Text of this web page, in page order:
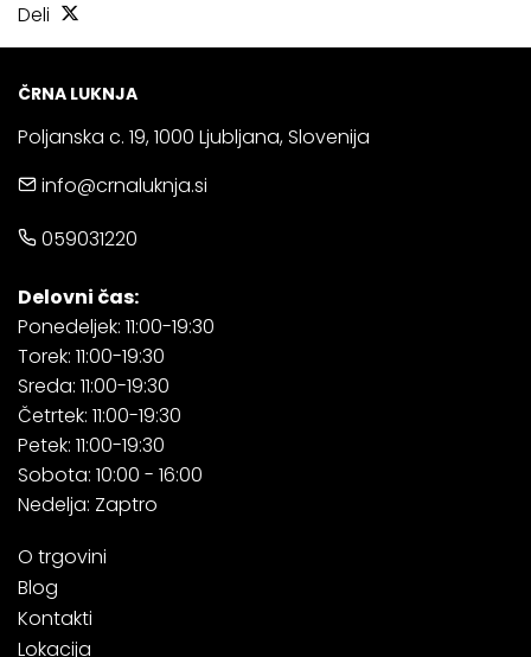
Deli
ČRNA LUKNJA
Poljanska c. 19, 1000 Ljubljana, Slovenija
info@crnaluknja.si
059031220
Delovni čas:
Ponedeljek: 11:00-19:30
Torek: 11:00-19:30
Sreda: 11:00-19:30
Četrtek: 11:00-19:30
Petek: 11:00-19:30
Sobota: 10:00 - 16:00
Nedelja: Zaptro
O trgovini
Blog
Kontakti
Lokacija